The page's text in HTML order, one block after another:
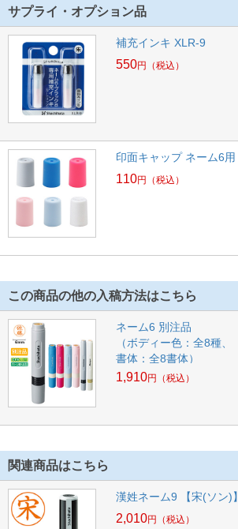
サプライ・オプション品
補充インキ XLR-9
550円 （税込）
印面キャップ ネーム6用
110円 （税込）
この商品の他の入稿方法はこちら
ネーム6 別注品
（ボディー色：全8種、
書体：全8書体）
1,910円 （税込）
関連商品はこちら
漢姓ネーム9 【宋(ソン)】
2,010円 （税込）